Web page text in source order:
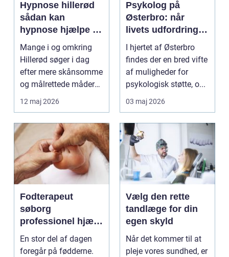
Hypnose hillerød
sådan kan
hypnose hjælpe i
hverdagen
Mange i og omkring
Hillerød søger i dag
efter mere skånsomme
og målrettede måder
at få det bedre på....
12 maj 2026
Psykolog på
Østerbro: når
livets udfordringer
kræver
professionel støtte
I hjertet af Østerbro
findes der en bred vifte
af muligheder for
psykologisk støtte, o...
03 maj 2026
Fodterapeut
søborg
professionel hjælp
til sunde fødder i
hverdagen
En stor del af dagen
foregår på fødderne.
Vælg den rette
tandlæge for din
egen skyld
Når det kommer til at
pleje vores sundhed, er